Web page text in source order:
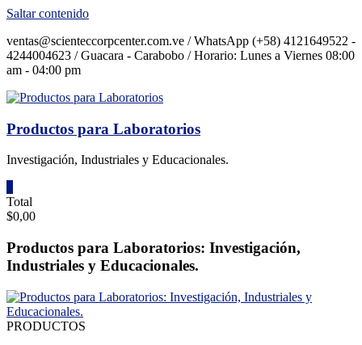
Saltar contenido
ventas@scienteccorpcenter.com.ve / WhatsApp (+58) 4121649522 -
4244004623 / Guacara - Carabobo / Horario: Lunes a Viernes 08:00
am - 04:00 pm
Productos para Laboratorios
Investigación, Industriales y Educacionales.
Total
$0,00
Productos para Laboratorios: Investigación,
Industriales y Educacionales.
PRODUCTOS